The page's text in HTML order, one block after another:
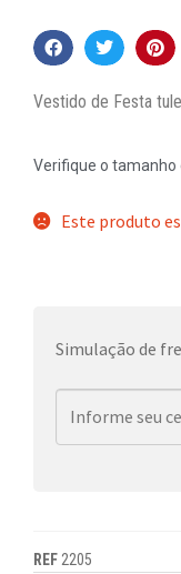
Vestido de Festa
Verifique o
Este produto
Simulação de
REF2205